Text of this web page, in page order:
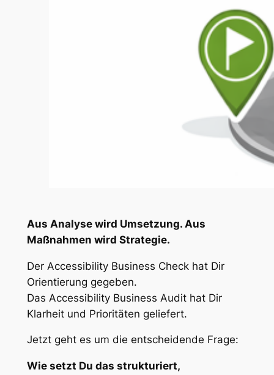
Aus Analyse wird Umsetzung. Aus
Maßnahmen wird Strategie.
Der Accessibility Business Check hat Dir
Orientierung gegeben.
Das Accessibility Business Audit hat Dir
Klarheit und Prioritäten geliefert.
Jetzt geht es um die entscheidende Frage:
Wie setzt Du das strukturiert,